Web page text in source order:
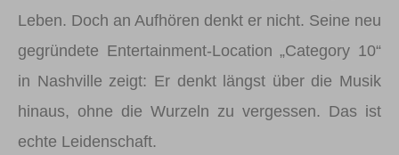
Leben. Doch an Aufhören denkt er nicht. Seine neu
gegründete Entertainment-Location „Category 10“
in Nashville zeigt: Er denkt längst über die Musik
hinaus, ohne die Wurzeln zu vergessen. Das ist
echte Leidenschaft.